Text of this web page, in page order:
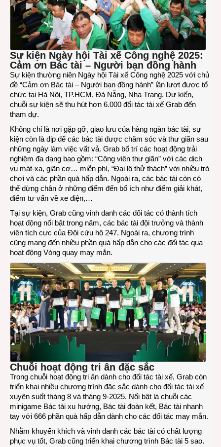
Sự kiện Ngày hội Tài xế Công nghệ 2025:
Cảm ơn Bác tài – Người bạn đồng hành
Sự kiện thường niên Ngày hội Tài xế Công nghệ 2025 với chủ
đề “Cảm ơn Bác tài – Người bạn đồng hành” lần lượt được tổ
chức tại Hà Nội, TP.HCM, Đà Nẵng, Nha Trang. Dự kiến,
chuỗi sự kiện sẽ thu hút hơn 6.000 đối tác tài xế Grab đến
tham dự.
Không chỉ là nơi gặp gỡ, giao lưu của hàng ngàn bác tài, sự
kiện còn là dịp để các bác tài được chăm sóc và thư giãn sau
những ngày làm việc vất vả. Grab bố trí các hoạt động trải
nghiệm đa dạng bao gồm: “Công viên thư giãn” với các dịch
vụ mát-xa, giãn cơ… miễn phí, “Đại lộ thử thách” với nhiều trò
chơi và các phần quà hấp dẫn. Ngoài ra, các bác tài còn có
thể dừng chân ở những điểm đến bổ ích như điểm giải khát,
điểm tư vấn về xe điện,…
Tại sự kiện, Grab cũng vinh danh các đối tác có thành tích
hoạt động nổi bật trong năm, các bác tài đội trưởng và thành
viên tích cực của Đội cứu hộ 247. Ngoài ra, chương trình
cũng mang đến nhiều phần quà hấp dẫn cho các đối tác qua
hoạt động Vòng quay may mắn.
Chuỗi hoạt động tri ân đặc sắc
Trong chuỗi hoạt động tri ân dành cho đối tác tài xế, Grab còn
triển khai nhiều chương trình đặc sắc dành cho đối tác tài xế
xuyên suốt tháng 8 và tháng 9-2025. Nổi bật là chuỗi các
minigame Bác tài xu hướng, Bác tài đoàn kết, Bác tài nhanh
tay với 666 phần quà hấp dẫn dành cho các đối tác may mắn.
Nhằm khuyến khích và vinh danh các bác tài có chất lượng
phục vụ tốt, Grab cũng triển khai chương trình Bác tài 5 sao.